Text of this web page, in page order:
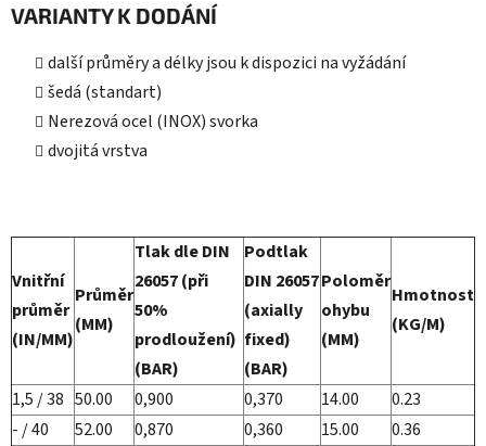
VARIANTY K DODÁNÍ
další průměry a délky jsou k dispozici na vyžádání
šedá (standart)
Nerezová ocel (INOX) svorka
dvojitá vrstva
Vnitřní
průměr
(IN/MM)
Průměr
(MM)
Tlak dle DIN
26057 (při
50%
prodloužení)
(BAR)
Podtlak
DIN 26057
(axially
fixed)
(BAR)
Poloměr
ohybu
(MM)
Hmotnost
(KG/M)
1,5 / 38 50.00 0,900 0,370 14.00
0.23
- / 40
52.00 0,870 0,360 15.00
0.36